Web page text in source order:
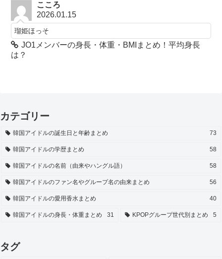
こころ
2026.01.15
瑠姫ほっそ
JO1メンバーの身長・体重・BMIまとめ！平均身長
は？
カテゴリー
韓国アイドルの誕生日と年齢まとめ 73
韓国アイドルの学歴まとめ 58
韓国アイドルの名前（由来やハングル語） 58
韓国アイドルのファン名やグループ名の由来まとめ 56
韓国アイドルの愛用香水まとめ 40
韓国アイドルの身長・体重まとめ 31 KPOPグループ世代別まとめ 5
タグ